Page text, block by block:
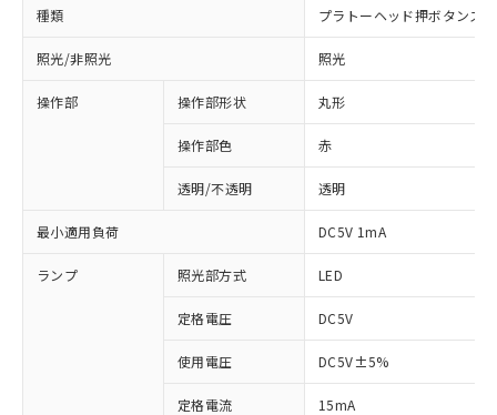
種類 プラトーヘッド押ボタンス
照光/非照光 照光
操作部 操作部形状 丸形
操作部色 赤
透明/不透明 透明
最小適用負荷 DC5V 1mA
ランプ 照光部方式 LED
定格電圧 DC5V
使用電圧 DC5V±5%
定格電流 15mA